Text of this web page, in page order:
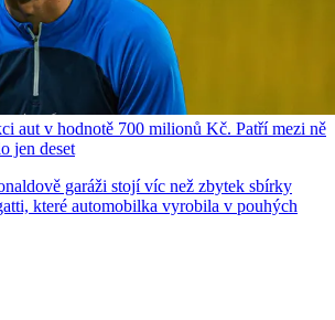
aut v hodnotě 700 milionů Kč. Patří mezi ně
jen deset
garáži stojí víc než zbytek sbírky
které automobilka vyrobila v pouhých